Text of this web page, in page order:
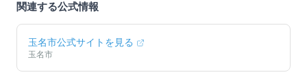
関連する公式情報
玉名市公式サイトを見る
玉名市